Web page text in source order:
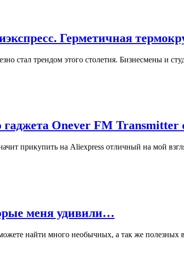
Герметичная
стал трендом этого столетия. Бизнесмены и
гаджета Onever FM Transmitter
прикупить на Aliexpress отличный на мой
меня удивили…
найти много необычных, а так же